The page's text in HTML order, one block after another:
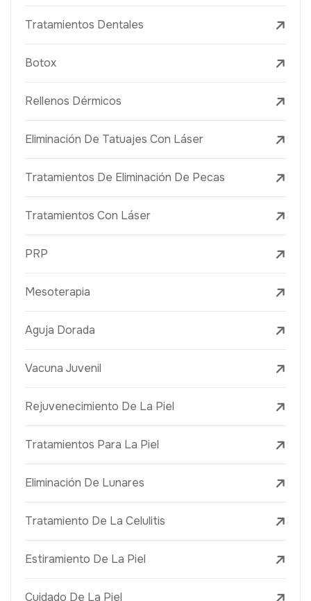
Tratamientos Dentales
Botox
Rellenos Dérmicos
Eliminación De Tatuajes Con Láser
Tratamientos De Eliminación De Pecas
Tratamientos Con Láser
PRP
Mesoterapia
Aguja Dorada
Vacuna Juvenil
Rejuvenecimiento De La Piel
Tratamientos Para La Piel
Eliminación De Lunares
Tratamiento De La Celulitis
Estiramiento De La Piel
Cuidado De La Piel